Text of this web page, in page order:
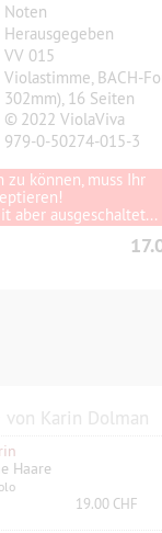
Noten
Herausgegeben
VV 015
Violastimme, BACH-
302mm), 16 Seiten
© 2022 ViolaViva
979-0-50274-015-3
zu können, muss Ihr
aber ausgeschaltet...
Karin Dolman
Haare
19.00 CHF